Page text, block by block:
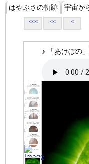
はやぶさの軌跡 宇宙か
<<< << <
♪ 「あけぼの」